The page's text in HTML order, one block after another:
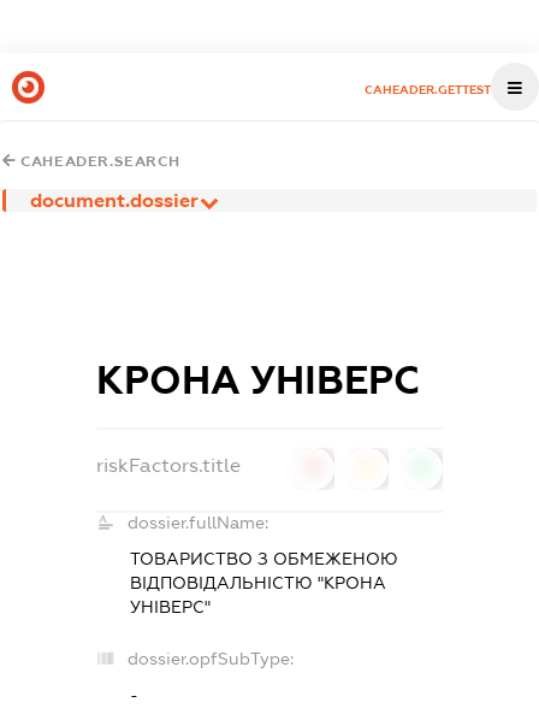
CAHEADER.GETTEST
CAHEADER.SEARCH
document.dossier
КРОНА УНІВЕРС
riskFactors.title
dossier.fullName:
ТОВАРИСТВО З ОБМЕЖЕНОЮ
ВІДПОВІДАЛЬНІСТЮ "КРОНА
УНІВЕРС"
dossier.opfSubType:
-